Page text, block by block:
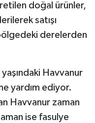
doğal ürünler,
satışı
derelerden
Havvanur
yardım ediyor.
Havvanur zaman
ise fasulye